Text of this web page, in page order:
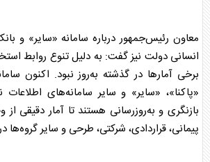
معاون رئیس‌جمهور درباره سامانه «سایر» و
انسانی دولت نیز گفت: به دلیل تنوع روابط
برخی آمارها در گذشته به‌روز نبود. اکنون
«پاکنا»، «سایر» و سایر سامانه‌های
بازنگری و به‌روزرسانی هستند تا آمار دقیقی
پیمانی، قراردادی، شرکتی، طرحی و سایر گروه‌ها